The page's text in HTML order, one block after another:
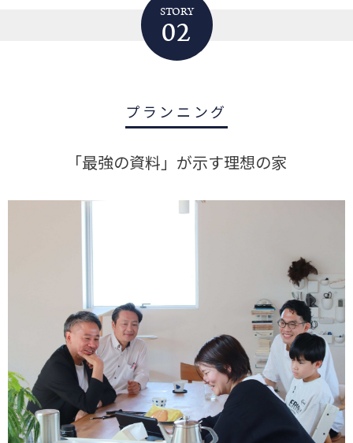
STORY
02
プランニング
「最強の資料」が示す理想の家